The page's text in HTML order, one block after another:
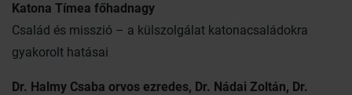
Katona Tímea főhadnagy
Család és misszió – a külszolgálat katonacsaládokra
gyakorolt hatásai
Dr. Halmy Csaba orvos ezredes, Dr. Nádai Zoltán, Dr.